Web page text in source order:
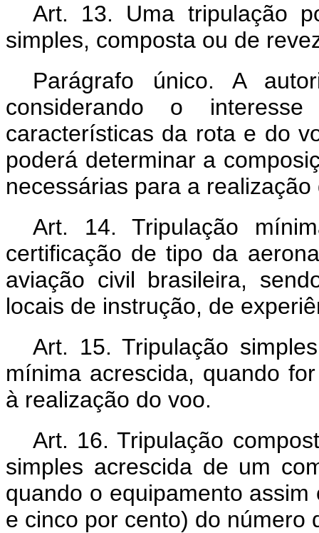
Art. 13. Uma tripulação
simples, composta ou de
Parágrafo único. A
considerando o
características da rota e do
poderá determinar a
necessárias para a realização
Art. 14. Tripulação
certificação de tipo da
aviação civil brasileira,
locais de instrução, de
Art. 15. Tripulação
mínima acrescida, quando
à realização do voo.
Art. 16. Tripulação
simples acrescida de um
quando o equipamento
e cinco por cento) do número